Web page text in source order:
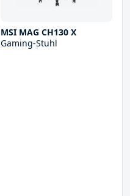
MSI MAG CH130 X
Gaming-Stuhl